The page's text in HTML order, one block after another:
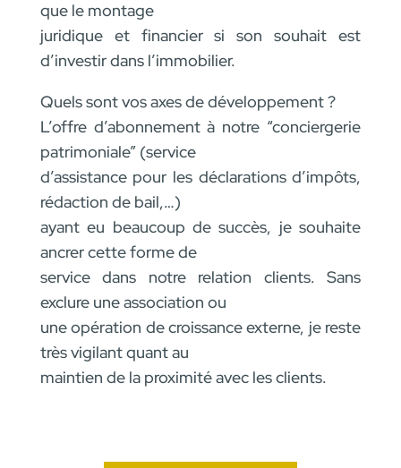
que le montage
juridique et financier si son souhait est
d’investir dans l’immobilier.
Quels sont vos axes de développement ?
L’offre d’abonnement à notre “conciergerie
patrimoniale” (service
d’assistance pour les déclarations d’impôts,
rédaction de bail,…)
ayant eu beaucoup de succès, je souhaite
ancrer cette forme de
service dans notre relation clients. Sans
exclure une association ou
une opération de croissance externe, je reste
très vigilant quant au
maintien de la proximité avec les clients.